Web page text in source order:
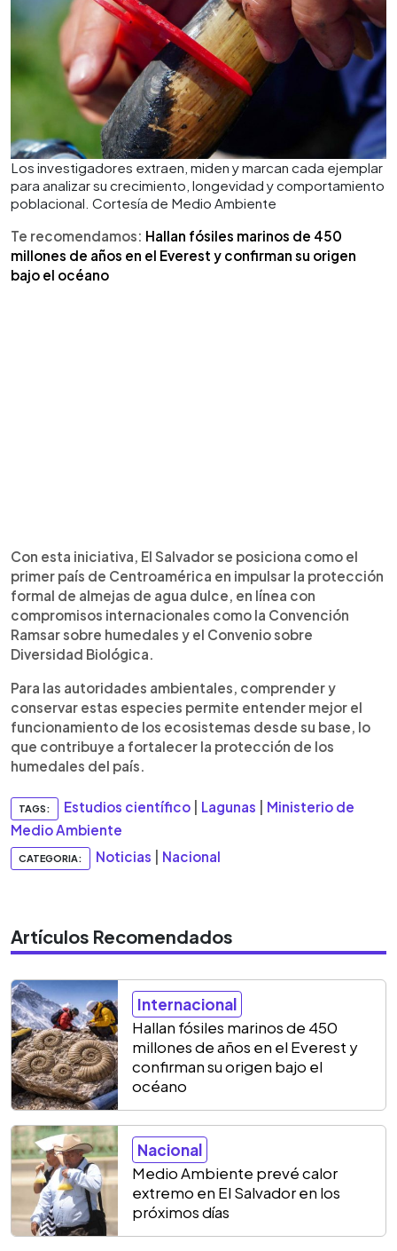
Los investigadores extraen, miden y marcan cada ejemplar
para analizar su crecimiento, longevidad y comportamiento
poblacional. Cortesía de Medio Ambiente
Te recomendamos: Hallan fósiles marinos de 450
millones de años en el Everest y confirman su origen
bajo el océano
Con esta iniciativa, El Salvador se posiciona como el
primer país de Centroamérica en impulsar la protección
formal de almejas de agua dulce, en línea con
compromisos internacionales como la Convención
Ramsar sobre humedales y el Convenio sobre
Diversidad Biológica.
Para las autoridades ambientales, comprender y
conservar estas especies permite entender mejor el
funcionamiento de los ecosistemas desde su base, lo
que contribuye a fortalecer la protección de los
humedales del país.
TAGS: Estudios científico Lagunas
Ministerio de
Medio Ambiente
CATEGORIA: Noticias Nacional
Artículos Recomendados
Internacional
Hallan fósiles marinos de 450
millones de años en el Everest y
confirman su origen bajo el
océano
Nacional
Medio Ambiente prevé calor
extremo en El Salvador en los
próximos días